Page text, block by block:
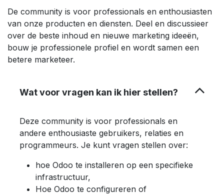
De community is voor professionals en enthousiasten
van onze producten en diensten. Deel en discussieer
over de beste inhoud en nieuwe marketing ideeën,
bouw je professionele profiel en wordt samen een
betere marketeer.
Wat voor vragen kan ik hier stellen?
Deze community is voor professionals en
andere enthousiaste gebruikers, relaties en
programmeurs. Je kunt vragen stellen over:
hoe Odoo te installeren op een specifieke
infrastructuur,
Hoe Odoo te configureren of